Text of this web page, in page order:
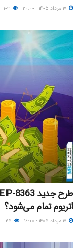
اتریوم تمام می‌شود؟